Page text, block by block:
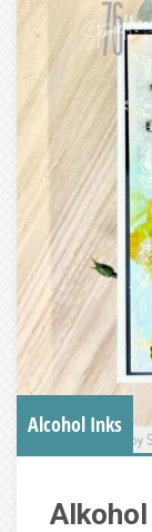
Alcohol Inks